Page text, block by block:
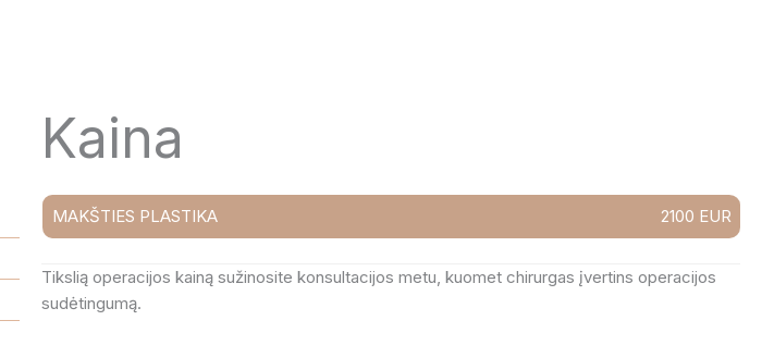
Kaina
MAKŠTIES PLASTIKA 2100 EUR
Tikslią operacijos kainą sužinosite konsultacijos metu, kuomet chirurgas įvertins operacijos
sudėtingumą.